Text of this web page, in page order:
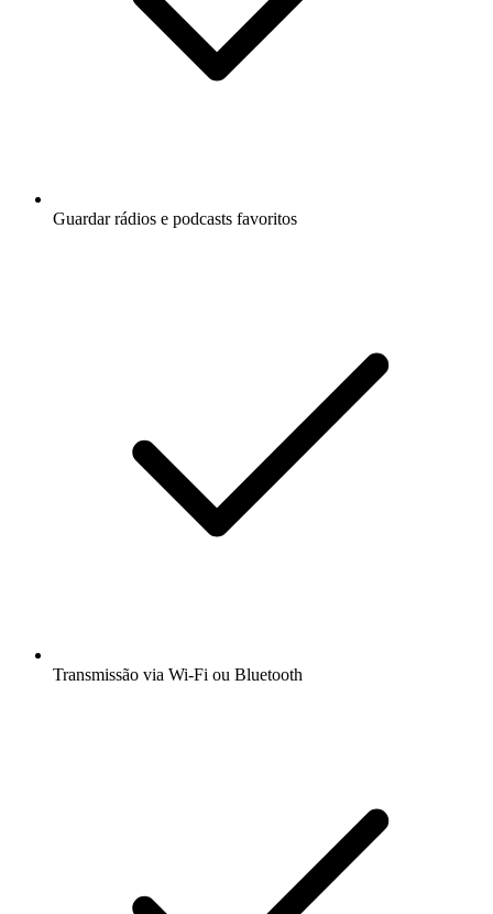
Guardar rádios e podcasts favoritos
Transmissão via Wi-Fi ou Bluetooth